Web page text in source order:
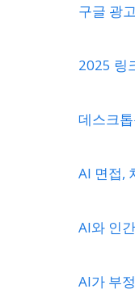
구글 광
2025 링
데스크
AI 면접,
AI와 인
AI가 부